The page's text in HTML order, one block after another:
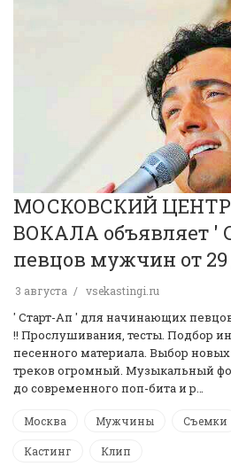
МОСКОВСКИЙ
ВОКАЛА объявляет '
певцов мужчин от 29
3 августа vsekastingi.ru
' Старт-Ап ' для начинающих
!! Прослушивания, тесты. Подбор
песенного материала. Выбор
треков огромный. Музыкальный
до современного поп-бита и р…
Москва Мужчины Съемки
Кастинг Клип